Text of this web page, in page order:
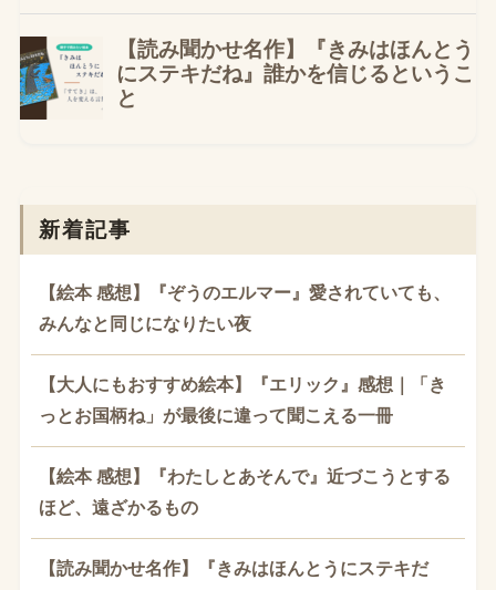
新着記事
【絵本 感想】『ぞうのエルマー』愛されていても、
みんなと同じになりたい夜
【大人にもおすすめ絵本】『エリック』感想｜「き
っとお国柄ね」が最後に違って聞こえる一冊
【絵本 感想】『わたしとあそんで』近づこうとする
ほど、遠ざかるもの
【読み聞かせ名作】『きみはほんとうにステキだ